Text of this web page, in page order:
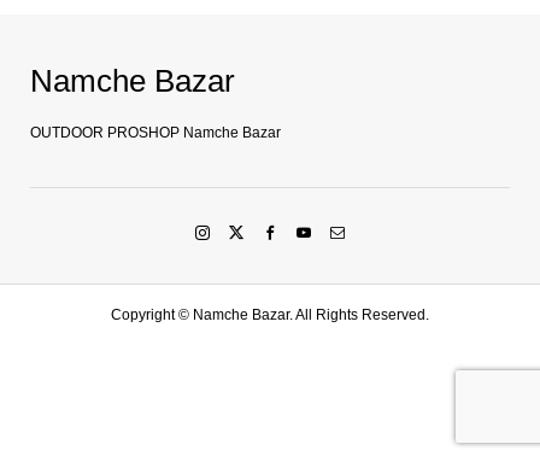
Namche Bazar
OUTDOOR PROSHOP Namche Bazar
Copyright © Namche Bazar. All Rights Reserved.
LINE友達登録